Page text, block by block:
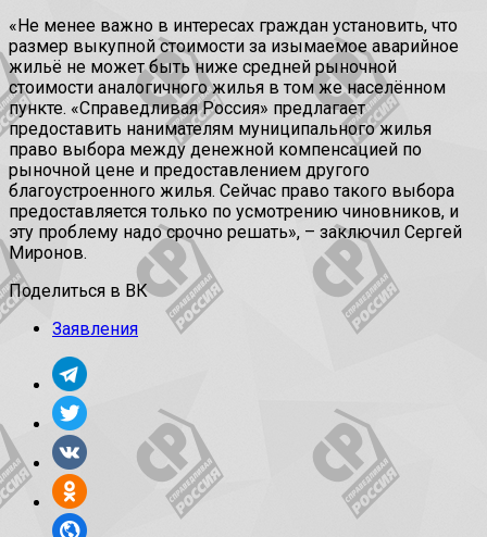
«Не менее важно в интересах граждан установить, что
размер выкупной стоимости за изымаемое аварийное
жильё не может быть ниже средней рыночной
стоимости аналогичного жилья в том же населённом
пункте. «Справедливая Россия» предлагает
предоставить нанимателям муниципального жилья
право выбора между денежной компенсацией по
рыночной цене и предоставлением другого
благоустроенного жилья. Сейчас право такого выбора
предоставляется только по усмотрению чиновников, и
эту проблему надо срочно решать», – заключил Сергей
Миронов.
Поделиться в ВК
Заявления